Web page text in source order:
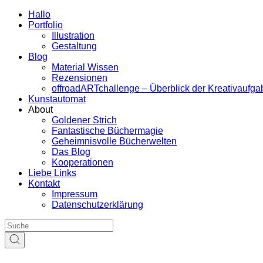
Hallo
Portfolio
Illustration
Gestaltung
Blog
Material Wissen
Rezensionen
offroadARTchallenge – Überblick der
Kunstautomat
About
Goldener Strich
Fantastische Büchermagie
Geheimnisvolle Bücherwelten
Das Blog
Kooperationen
Liebe Links
Kontakt
Impressum
Datenschutzerklärung